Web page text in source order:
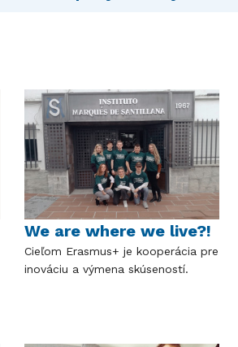
We are where we live?!
Cieľom Erasmus+ je kooperácia pre
inováciu a výmena skúseností.